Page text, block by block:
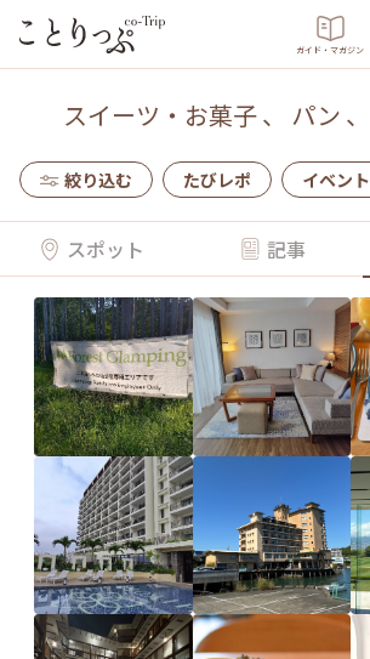
ガイド・マガジン
スイーツ・お菓子、 パン 、
絞り込む たびレポ イベント
スポット 記事